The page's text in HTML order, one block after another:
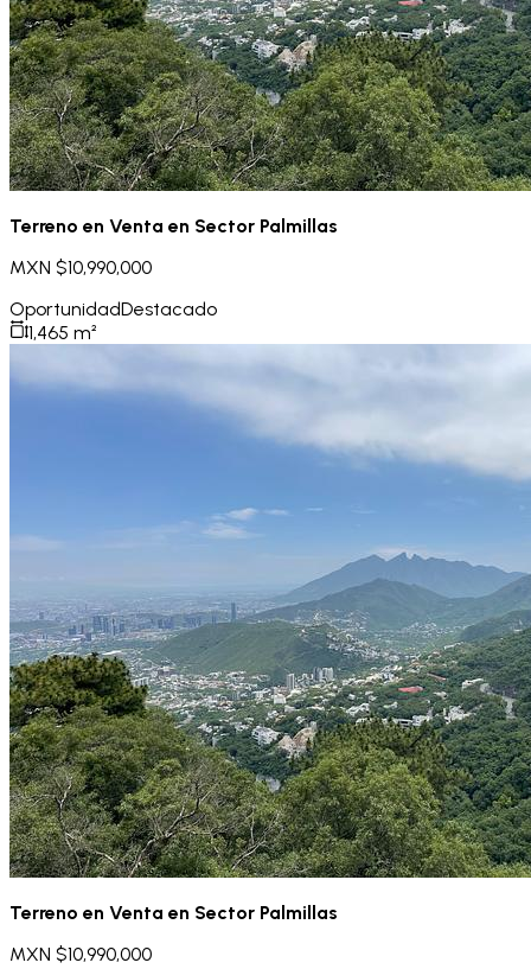
Terreno en Venta en Sector Palmillas
MXN $10,990,000
OportunidadDestacado
1,465 m²
Terreno en Venta en Sector Palmillas
MXN $10,990,000